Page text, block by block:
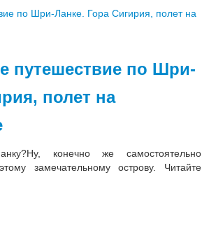
путешествие по Шри-
полет на
конечно же самостоятельно
замечательному острову. Читайте